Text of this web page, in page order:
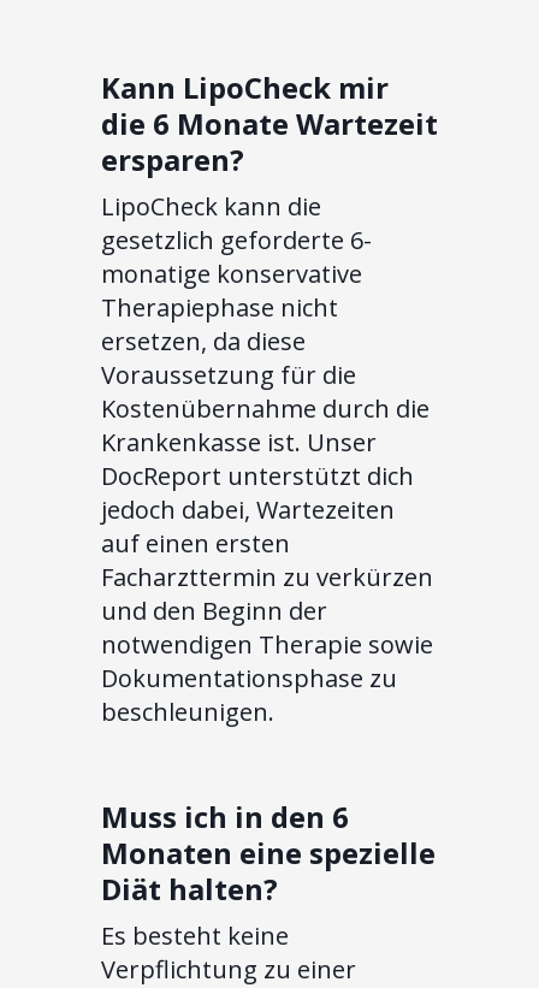
Kann LipoCheck mir
die 6 Monate Wartezeit
ersparen?
LipoCheck kann die
gesetzlich geforderte 6-
monatige konservative
Therapiephase nicht
ersetzen, da diese
Voraussetzung für die
Kostenübernahme durch die
Krankenkasse ist. Unser
DocReport unterstützt dich
jedoch dabei, Wartezeiten
auf einen ersten
Facharzttermin zu verkürzen
und den Beginn der
notwendigen Therapie sowie
Dokumentationsphase zu
beschleunigen.
Muss ich in den 6
Monaten eine spezielle
Diät halten?
Es besteht keine
Verpflichtung zu einer